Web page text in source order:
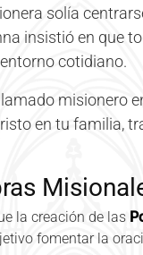
solía
insistió en que
cotidiano.
misionero
en tu familia,
la creación de las
fomentar la